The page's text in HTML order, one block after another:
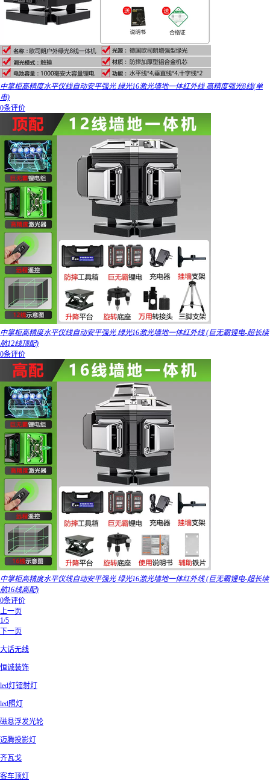
中掌柜高精度水平仪线自动安平强光 绿光16激光墙地一体红外线 高精度强光8线(单
电)
0条评价
中掌柜高精度水平仪线自动安平强光 绿光16激光墙地一体红外线 (巨无霸锂电-超长续
航12线顶配)
0条评价
中掌柜高精度水平仪线自动安平强光 绿光16激光墙地一体红外线 (巨无霸锂电-超长续
航16线高配)
0条评价
上一页
1/5
下一页
大话无线
恒诚装饰
led灯镭射灯
led照灯
磁悬浮发光轮
迈腾投影灯
齐瓦戈
客车顶灯